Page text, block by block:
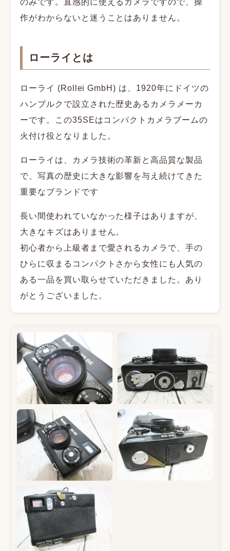
のみです。直感的に使えるカメラですので、操
作がわからないと迷うことはありません。
ローライとは
ローライ (Rollei GmbH) は、1920年にドイツの
ハンブルクで設立された歴史あるカメラメーカ
ーです。この35SEはコンパクトカメラブームの
火付け役となりました。
ローライは、カメラ技術の革新と高品質な製品
で、写真の歴史に大きな影響を与え続けてきた
重要なブランドです
長い間使われていなかった様子はありますが、
大きなキズはありません。
初心者から上級者まで愛されるカメラで、手の
ひらに収まるコンパクトさから女性にも人気の
ある一品を買い取らせていただきました。あり
がとうございました。